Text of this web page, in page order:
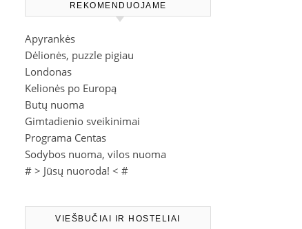
REKOMENDUOJAME
Apyrankės
Dėlionės, puzzle pigiau
Londonas
Kelionės po Europą
Butų nuoma
Gimtadienio sveikinimai
Programa Centas
Sodybos nuoma, vilos nuoma
# > Jūsų nuoroda! < #
VIEŠBUČIAI IR HOSTELIAI